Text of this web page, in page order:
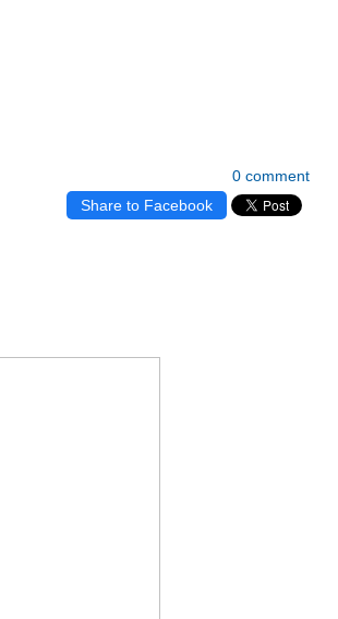
0 comment
Share to Facebook